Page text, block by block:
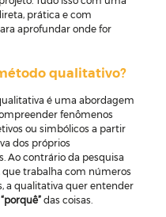
prática e com
aprofundar onde for
qualitativo?
é uma abordagem
fenômenos
ou simbólicos a partir
dos próprios
Ao contrário da pesquisa
trabalha com números
a qualitativa quer entender
das coisas.